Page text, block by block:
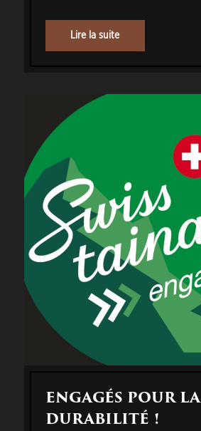
Lire la suite
ENGAGÉS POUR LA
DURABILITÉ !